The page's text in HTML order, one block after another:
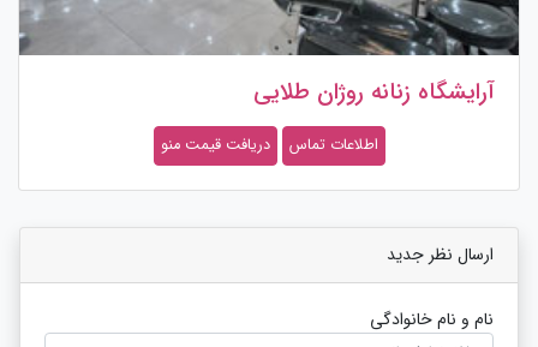
آرایشگاه زنانه روژان طلایی
اطلاعات تماس دریافت قیمت منو
ارسال نظر جدید
نام و نام خانوادگی